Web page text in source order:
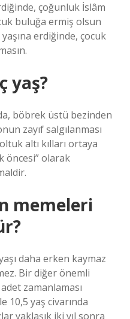
çoğunluk İslâm
buluğa ermiş olsun
erdiğinde, çocuk
yaş?
böbrek üstü bezinden
zayıf salgılanması
altı kılları ortaya
öncesi” olarak
memeleri
daha erken kaymaz
Bir diğer önemli
zamanlaması
10,5 yaş civarında
yaklaşık iki yıl sonra